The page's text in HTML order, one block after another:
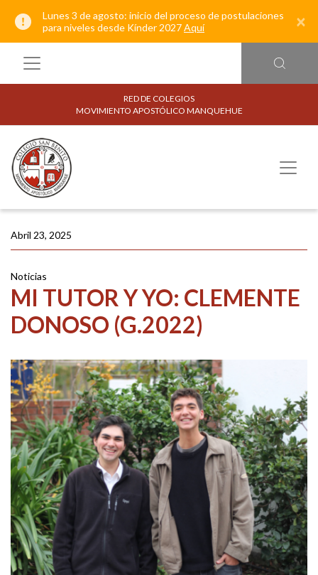
Lunes 3 de agosto: inicio del proceso de postulaciones
para niveles desde Kínder 2027Aquí ×
RED DE COLEGIOS
MOVIMIENTO APOSTÓLICO MANQUEHUE
Abril 23, 2025
Noticias
MI TUTOR Y YO: CLEMENTE
DONOSO (G.2022)